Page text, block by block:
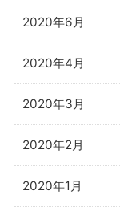
2020年6月
2020年4月
2020年3月
2020年2月
2020年1月